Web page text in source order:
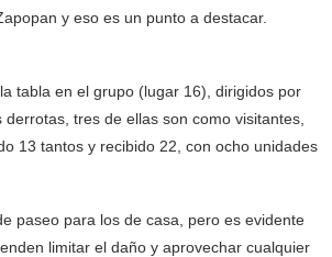
y eso es un punto a destacar.
tabla en el grupo (lugar 16), dirigidos por
tres de ellas son como visitantes,
13 tantos y recibido 22, con ocho unidades
paseo para los de casa, pero es evidente
limitar el daño y aprovechar cualquier